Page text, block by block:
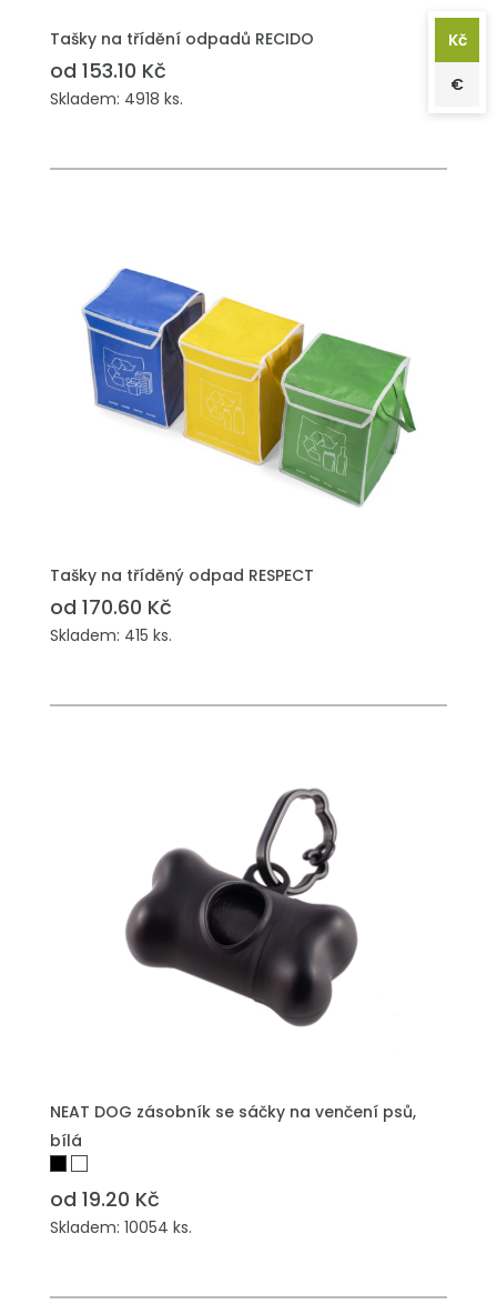
Tašky na třídění odpadů RECIDO
od 153.10 Kč
Skladem: 4918 ks.
Tašky na tříděný odpad RESPECT
od 170.60 Kč
Skladem: 415 ks.
NEAT DOG zásobník se sáčky na venčení psů,
bílá
od 19.20 Kč
Skladem: 10054 ks.
Kč
€